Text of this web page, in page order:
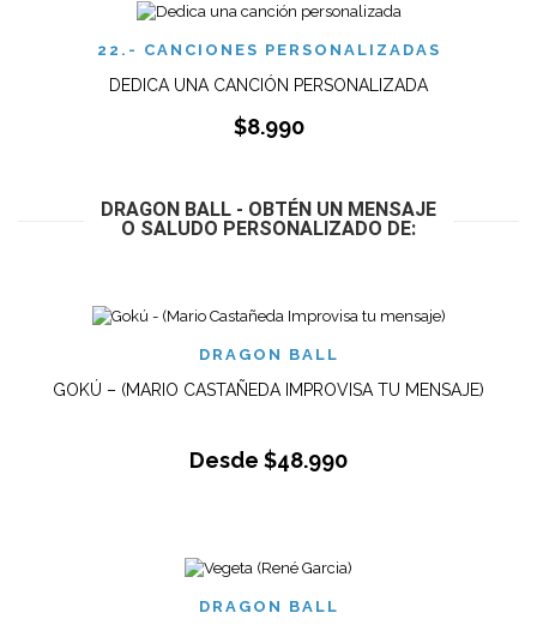
22.- CANCIONES PERSONALIZADAS
DEDICA UNA CANCIÓN PERSONALIZADA
$8.990
DRAGON BALL - OBTÉN UN MENSAJE
O SALUDO PERSONALIZADO DE:
DRAGON BALL
GOKÚ – (MARIO CASTAÑEDA IMPROVISA TU MENSAJE)
Desde $48.990
DRAGON BALL